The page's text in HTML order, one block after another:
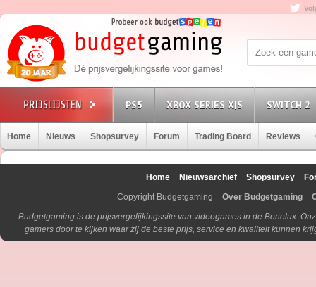
PS5 XBOX SERIES X|S SWITCH 2
Home Nieuws Shopsurvey Forum Trading Board Reviews
Home Nieuwsarchief Shopsurvey
Copyright Budgetgaming
Over Budgetgaming
Budgetgaming is de prijsvergelijkingssite van videogames in de Benelux.
gamers door te kijken waar zij de beste prijs, service en kwaliteit kunnen